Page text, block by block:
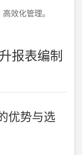
效化管理。
报表编制
优势与选